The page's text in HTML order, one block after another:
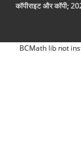
कॉपीराइट और कॉपी;
BCMath lib not